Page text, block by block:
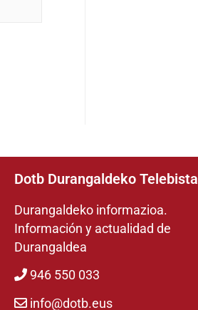
Dotb Durangaldeko Telebista
Durangaldeko informazioa.
Información y actualidad de
Durangaldea
946 550 033
info@dotb.eus